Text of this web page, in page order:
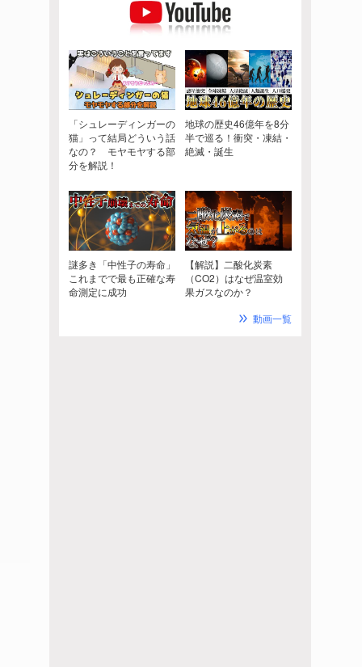
「シュレーディンガーの
猫」って結局どういう話
なの？ モヤモヤする部
分を解説！
地球の歴史46億年を8分
半で巡る！衝突・凍結・
絶滅・誕生
謎多き「中性子の寿命」
これまでで最も正確な寿
命測定に成功
【解説】二酸化炭素
（CO2）はなぜ温室効
果ガスなのか？
動画一覧